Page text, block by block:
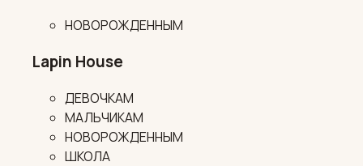
НОВОРОЖДЕННЫМ
Lapin House
ДЕВОЧКАМ
МАЛЬЧИКАМ
НОВОРОЖДЕННЫМ
ШКОЛА